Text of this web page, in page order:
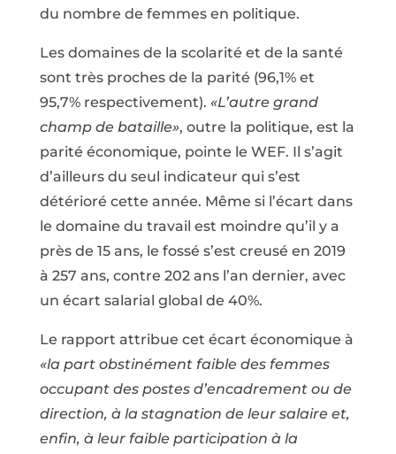
du nombre de femmes en politique.
Les domaines de la scolarité et de la santé
sont très proches de la parité (96,1% et
95,7% respectivement). «L’autre grand
champ de bataille», outre la politique, est la
parité économique, pointe le WEF. Il s’agit
d’ailleurs du seul indicateur qui s’est
détérioré cette année. Même si l’écart dans
le domaine du travail est moindre qu’il y a
près de 15 ans, le fossé s’est creusé en 2019
à 257 ans, contre 202 ans l’an dernier, avec
un écart salarial global de 40%.
Le rapport attribue cet écart économique à
«la part obstinément faible des femmes
occupant des postes d’encadrement ou de
direction, à la stagnation de leur salaire et,
enfin, à leur faible participation à la